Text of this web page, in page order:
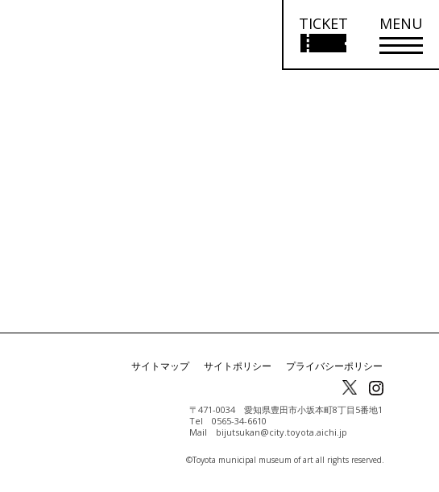
TICKET MENU
サイトマップ サイトポリシー プライバシーポリシー
〒471-0034 愛知県豊田市小坂本町8丁目5番地1
Tel 0565-34-6610
Mail bijutsukan@city.toyota.aichi.jp
©️Toyota municipal museum of art all rights reserved.